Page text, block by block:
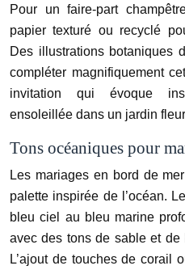
Pour un faire-part
papier texturé ou recyclé
Des illustrations botaniques
compléter magnifiquement
invitation qui évoque
ensoleillée dans un jardin
Tons océaniques pour
Les mariages en bord de
palette inspirée de l’océan.
bleu ciel au bleu marine
avec des tons de sable et
L’ajout de touches de corail